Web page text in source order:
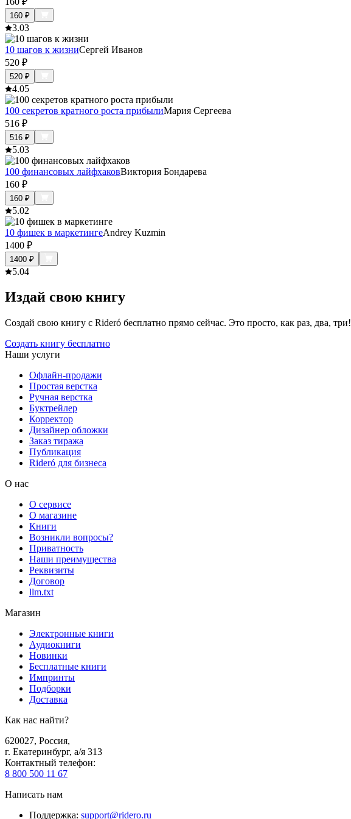
160 ₽
3.03
10 шагов к жизниСергей Иванов
520 ₽
520 ₽
4.05
100 секретов кратного роста прибылиМария Сергеева
516 ₽
516 ₽
5.03
100 финансовых лайфхаковВиктория Бондарева
160 ₽
160 ₽
5.02
10 фишек в маркетингеAndrey Kuzmin
1400 ₽
1400 ₽
5.04
Издай свою книгу
Создай свою книгу с Rideró бесплатно прямо сейчас. Это просто, как раз, два, три!
Создать книгу бесплатно
Наши услуги
Офлайн-продажи
Простая верстка
Ручная верстка
Буктрейлер
Корректор
Дизайнер обложки
Заказ тиража
Публикация
Rideró для бизнеса
О нас
О сервисе
О магазине
Книги
Возникли вопросы?
Приватность
Наши преимущества
Реквизиты
Договор
llm.txt
Магазин
Электронные книги
Аудиокниги
Новинки
Бесплатные книги
Импринты
Подборки
Доставка
Как нас найти?
620027, Россия,
г. Екатеринбург, а/я 313
Контактный телефон:
8 800 500 11 67
Написать нам
Поддержка: support@ridero.ru